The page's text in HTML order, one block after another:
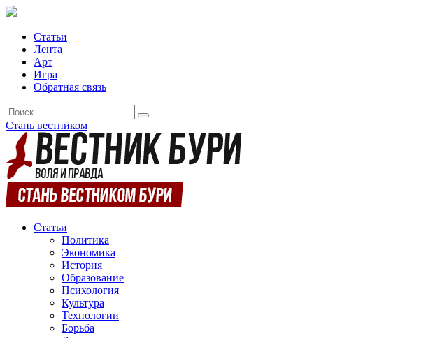
Статьи
Лента
Арт
Игра
Обратная связь
Стань вестником
Статьи
Политика
Экономика
История
Образование
Психология
Культура
Технологии
Борьба